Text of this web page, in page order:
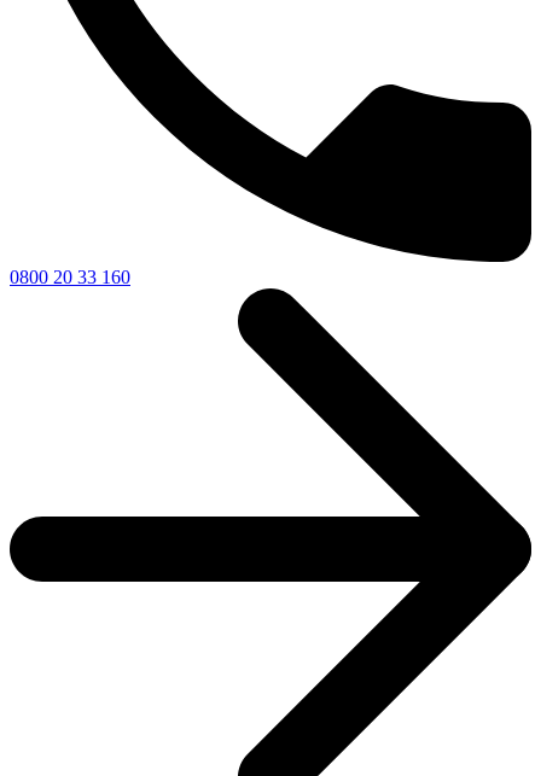
0800 20 33 160